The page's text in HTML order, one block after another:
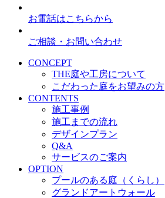
お電話はこちらから
ご相談・お問い合わせ
CONCEPT
THE庭や工房について
こだわった庭をお望みの方
CONTENTS
施工事例
施工までの流れ
デザインプラン
Q&A
サービスのご案内
OPTION
プールのある庭（くらし）
グランドアートウォール